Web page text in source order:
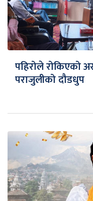
पहिरोले रोकिएको
पराजुलीको दौडधुप